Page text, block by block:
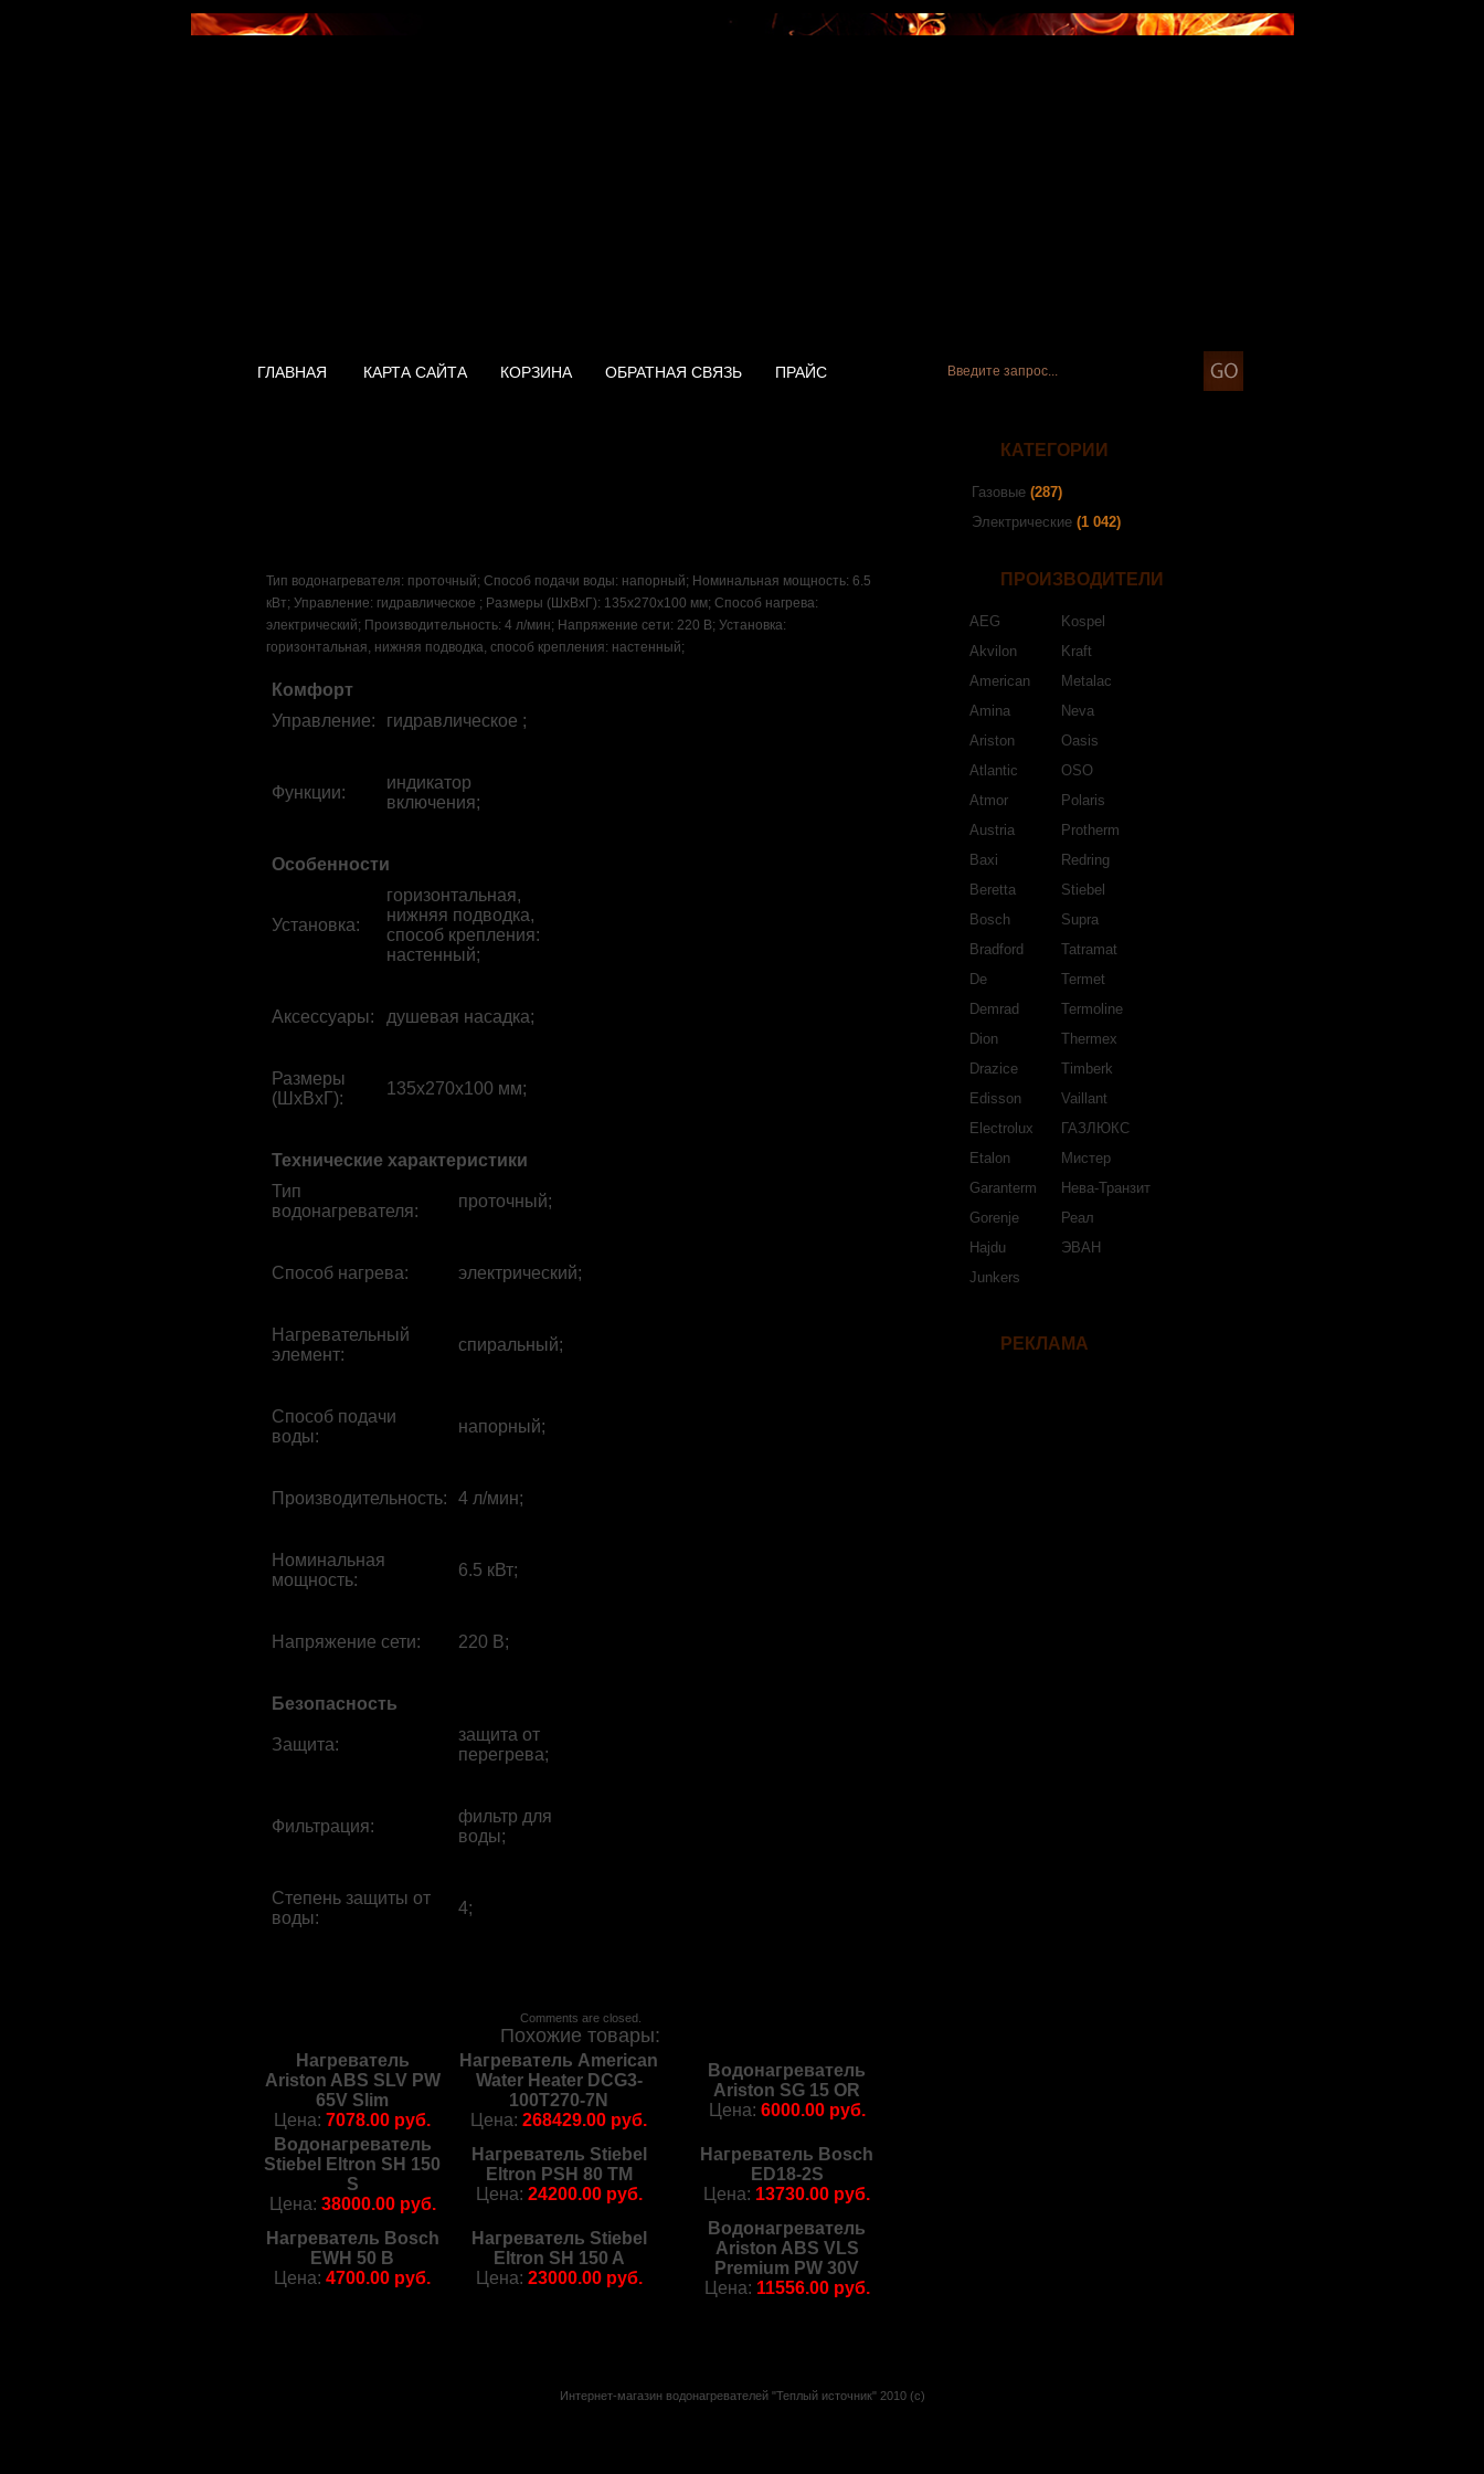
ГЛАВНАЯ КАРТА САЙТА КОРЗИНА ОБРАТНАЯ СВЯЗЬ ПРАЙС
Тип водонагревателя: проточный; Способ подачи воды: напорный; Номинальная мощность: 6.5
кВт; Управление: гидравлическое ; Размеры (ШхВхГ): 135x270x100 мм; Способ нагрева:
электрический; Производительность: 4 л/мин; Напряжение сети: 220 В; Установка:
горизонтальная, нижняя подводка, способ крепления: настенный;
Комфорт
Управление: гидравлическое ;
Функции:
индикатор
включения;
Особенности
Установка:
горизонтальная,
нижняя подводка,
способ крепления:
настенный;
Аксессуары: душевая насадка;
Размеры
(ШхВхГ):
135x270x100 мм;
Технические характеристики
Тип
водонагревателя:
проточный;
Способ нагрева: электрический;
Нагревательный
элемент:
спиральный;
Способ подачи
воды:
напорный;
Производительность: 4 л/мин;
Номинальная
мощность:
6.5 кВт;
Напряжение сети: 220 В;
Безопасность
Защита:
защита от
перегрева;
Фильтрация:
фильтр для
воды;
Степень защиты от
воды:
4;
Comments are closed.
Похожие товары:
Нагреватель
Ariston ABS SLV PW
65V Slim
Цена: 7078.00 руб.
Нагреватель American
Water Heater DCG3-
100T270-7N
Цена: 268429.00 руб.
Водонагреватель
Ariston SG 15 OR
Цена: 6000.00 руб.
Водонагреватель
Stiebel Eltron SH 150
S
Цена: 38000.00 руб.
Нагреватель Stiebel
Eltron PSH 80 TM
Цена: 24200.00 руб.
Нагреватель Bosch
ED18-2S
Цена: 13730.00 руб.
Нагреватель Bosch
EWH 50 B
Цена: 4700.00 руб.
Нагреватель Stiebel
Eltron SH 150 A
Цена: 23000.00 руб.
Водонагреватель
Ariston ABS VLS
Premium PW 30V
Цена: 11556.00 руб.
КАТЕГОРИИ
Газовые(287)
Электрические(1 042)
ПРОИЗВОДИТЕЛИ
AEG
Akvilon
American
Amina
Ariston
Atlantic
Atmor
Austria
Baxi
Beretta
Bosch
Bradford
De
Demrad
Dion
Drazice
Edisson
Electrolux
Etalon
Garanterm
Gorenje
Hajdu
Junkers
Kospel
Kraft
Metalac
Neva
Oasis
OSO
Polaris
Protherm
Redring
Stiebel
Supra
Tatramat
Termet
Termoline
Thermex
Timberk
Vaillant
ГАЗЛЮКС
Мистер
Нева-Транзит
Реал
ЭВАН
РЕКЛАМА
Интернет-магазин водонагревателей "Теплый источник" 2010 (с)